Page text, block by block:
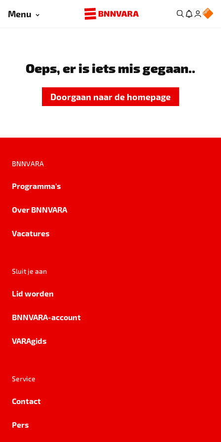
Menu
Oeps, er is iets mis gegaan..
Doorgaan naar de homepage
BNNVARA
Programma's
Over BNNVARA
Vacatures
Sluit je aan
Lid worden
BNNVARA-account
VARAgids
Service
Contact
Pers